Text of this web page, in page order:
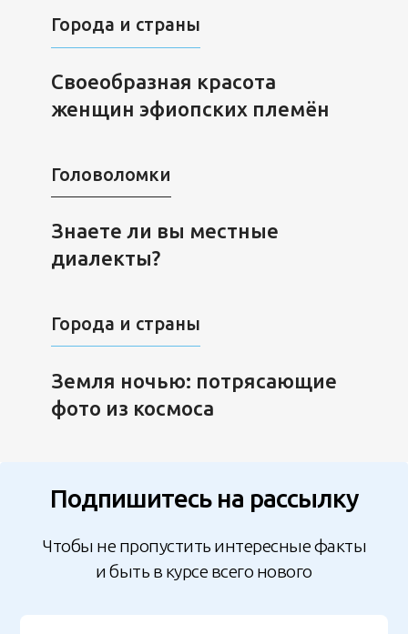
Города и страны
Своеобразная красота
женщин эфиопских племён
Головоломки
Знаете ли вы местные
диалекты?
Города и страны
Земля ночью: потрясающие
фото из космоса
Подпишитесь на рассылку
Чтобы не пропустить интересные факты
и быть в курсе всего нового